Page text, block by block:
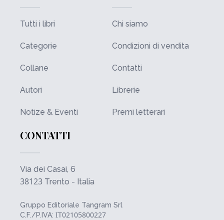
Tutti i libri
Categorie
Collane
Autori
Notize & Eventi
Chi siamo
Condizioni di vendita
Contatti
Librerie
Premi letterari
CONTATTI
Via dei Casai, 6
38123 Trento - Italia
Gruppo Editoriale Tangram Srl
C.F./P.IVA: IT02105800227